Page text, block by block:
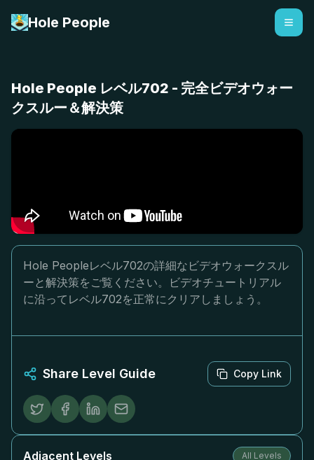
Hole People
Hole People レベル702 - 完全ビデオウォー
クスルー＆解決策
Hole Peopleレベル702の詳細なビデオウォークスル
ーと解決策をご覧ください。ビデオチュートリアル
に沿ってレベル702を正常にクリアしましょう。
Share Level Guide Copy Link
Adjacent Levels All Levels